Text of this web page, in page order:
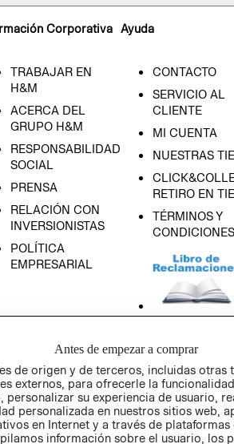
Corporativa
TRABAJAR EN
H&M
ACERCA DEL
GRUPO H&M
RESPONSABILIDAD
SOCIAL
PRENSA
RELACIÓN CON
INVERSIONISTAS
POLÍTICA
EMPRESARIAL
Ayuda
CONTACTO
SERVICIO AL
CLIENTE
MI CUENTA
NUESTRAS
RETIRO EN
TÉRMINOS Y
CONDICIONES
PRIVACIDAD
GIFT CARD
AVISO DE
Antes de empezar a comprar
de origen y de terceros, incluidas otras
externos, para ofrecerle la
personalizar su experiencia de usuario,
personalizada en nuestros sitios web,
en Internet y a través de plataformas
información sobre el usuario, los